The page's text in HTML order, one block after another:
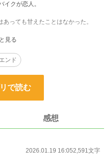
クが恋人。
っても甘えたことはなかった。
性と同じ日に偶然の出会いが2度もあ
オを聴くと、あの男性の声。
った。
ない。好きな気持ちは変わらないの
ンド
で読む
感想
2026.01.19 16:052,591文字